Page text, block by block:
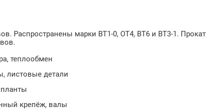
Распространены марки ВТ1-0, ОТ4, ВТ6 и ВТ3-1. Прокат
теплообмен
листовые детали
крепёж, валы